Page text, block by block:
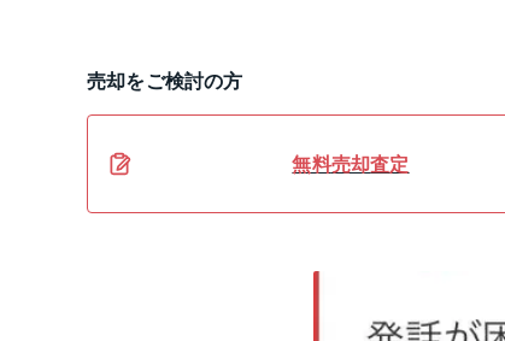
売却をご検討の方
無料売却査定